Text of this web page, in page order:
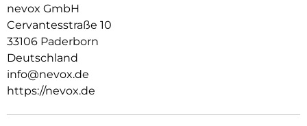
nevox GmbH
Cervantesstraße 10
33106 Paderborn
Deutschland
info@nevox.de
https://nevox.de